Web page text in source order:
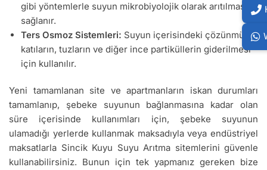
gibi yöntemlerle suyun mikrobiyolojik olarak arıtılması
sağlanır.
Ters Osmoz Sistemleri: Suyun içerisindeki çözünmüş
katıların, tuzların ve diğer ince partiküllerin giderilmesi
için kullanılır.
Yeni tamamlanan site ve apartmanların iskan durumları
tamamlanıp, şebeke suyunun bağlanmasına kadar olan
süre içerisinde kullanımları için, şebeke suyunun
ulamadığı yerlerde kullanmak maksadıyla veya endüstriyel
maksatlarla Sincik Kuyu Suyu Arıtma sitemlerini güvenle
kullanabilirsiniz. Bunun için tek yapmanız gereken bize